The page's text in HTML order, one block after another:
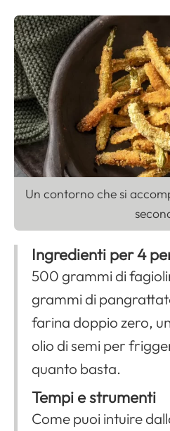
Un contorno che si
Ingredienti per 4
500 grammi di
grammi di
farina doppio zero,
olio di semi per
quanto basta.
Tempi e strumenti
Come puoi intuire